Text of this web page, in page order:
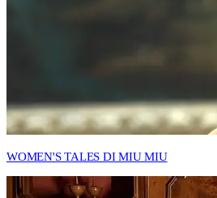
WOMEN'S TALES DI MIU MIU